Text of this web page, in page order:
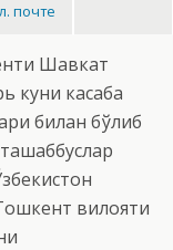
почте
Шавкат
куни касаба
билан бўлиб
вилояти